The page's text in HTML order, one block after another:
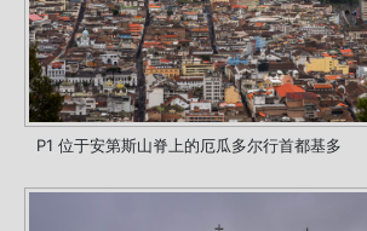
P1 位于安第斯山脊上的厄瓜多尔行首都基多